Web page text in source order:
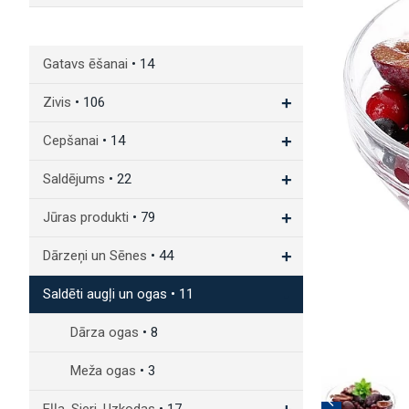
Gatavs ēšanai • 14
Zivis • 106 +
Cepšanai • 14 +
Saldējums • 22 +
Jūras produkti • 79 +
Dārzeņi un Sēnes • 44 +
Saldēti augļi un ogas • 11
Dārza ogаs • 8
Мeža ogas • 3